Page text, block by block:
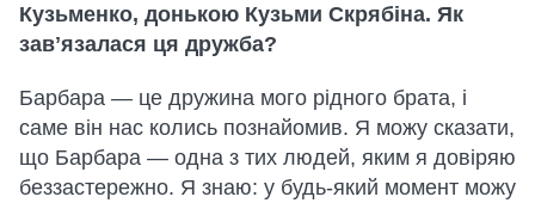
Кузьменко, донькою Кузьми Скрябіна. Як
завʼязалася ця дружба?
Барбара — це дружина мого рідного брата, і
саме він нас колись познайомив. Я можу сказати,
що Барбара — одна з тих людей, яким я довіряю
беззастережно. Я знаю: у будь-який момент можу